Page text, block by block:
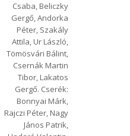
Csaba, Beliczky
Gergő, Andorka
Péter, Szakály
Attila, Ur László,
Tömösvári Bálint,
Csernák Martin
Tibor, Lakatos
Gergő. Cserék:
Bonnyai Márk,
Rajczi Péter, Nagy
János Patrik,